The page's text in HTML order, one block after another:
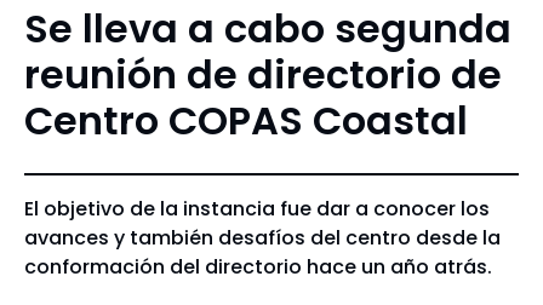
Se lleva a cabo segunda
reunión de directorio de
Centro COPAS Coastal
El objetivo de la instancia fue dar a conocer los
avances y también desafíos del centro desde la
conformación del directorio hace un año atrás.